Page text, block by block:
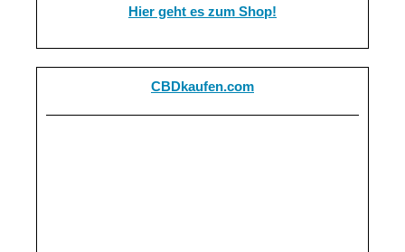
Hier geht es zum Shop!
CBDkaufen.com